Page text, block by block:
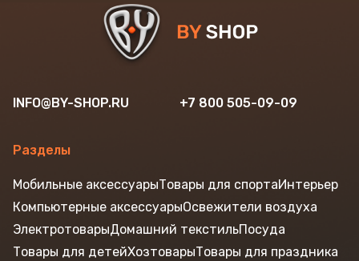
INFO@BY-SHOP.RU +7 800 505-09-09
Разделы
Мобильные аксессуарыТовары для спортаИнтерьер
Компьютерные аксессуарыОсвежители воздуха
ЭлектротоварыДомашний текстильПосуда
Товары для детейХозтоварыТовары для праздника